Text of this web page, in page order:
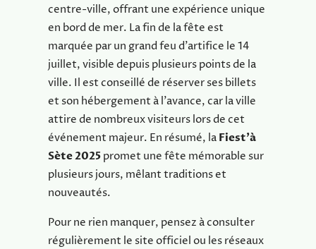
centre-ville, offrant une expérience unique
en bord de mer. La fin de la fête est
marquée par un grand feu d’artifice le 14
juillet, visible depuis plusieurs points de la
ville. Il est conseillé de réserver ses billets
et son hébergement à l’avance, car la ville
attire de nombreux visiteurs lors de cet
événement majeur. En résumé, laFiest’à
Sète 2025promet une fête mémorable sur
plusieurs jours, mêlant traditions et
nouveautés.
Pour ne rien manquer, pensez à consulter
régulièrement le site officiel ou les réseaux